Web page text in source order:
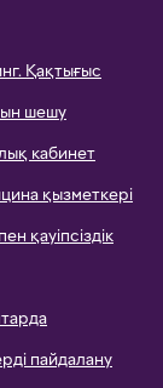
Қақтығыс
шешу
кабинет
қызметкері
қауіпсіздік
пайдалану